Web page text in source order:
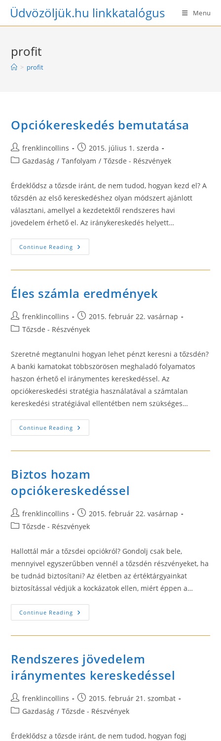
SkipÜdvözöljük.hu linkkatalógus Menu
profit
> profit
Opciókereskedés bemutatása
Post
author:
frenklincollins
Post
published:
2015. július 1. szerda
PostGazdaság / Tanfolyam / Tőzsde - Részvények
Érdeklődsz a tőzsde iránt, de nem tudod, hogyan kezd el? A
tőzsdén az első kereskedéshez olyan módszert ajánlott
választani, amellyel a kezdetektől rendszeres havi
jövedelem érhető el. Az iránykereskedés helyett…
Continue Reading Opciókereskedés
Bemutatása
Éles számla eredmények
Post
author:
frenklincollins
Post
published:
2015. február 22. vasárnap
PostTőzsde - Részvények
Szeretné megtanulni hogyan lehet pénzt keresni a tőzsdén?
A banki kamatokat többszörösen meghaladó folyamatos
haszon érhető el iránymentes kereskedéssel. Az
opciókereskedési stratégia használatával a számtalan
kereskedési stratégiával ellentétben nem szükséges…
Continue Reading Éles
Számla
Biztos hozam
opciókereskedéssel
Post
author:
frenklincollins
Post
published:
2015. február 22. vasárnap
PostTőzsde - Részvények
Hallottál már a tőzsdei opciókról? Gondolj csak bele,
mennyivel egyszerűbben vennél a tőzsdén részvényeket, ha
be tudnád biztosítani? Az életben az értéktárgyainkat
biztosítással védjük a kockázatok ellen, miért éppen a…
Continue Reading Biztos
Hozam
Rendszeres jövedelem
iránymentes kereskedéssel
Post
author:
frenklincollins
Post
published:
2015. február 21. szombat
PostGazdaság / Tőzsde - Részvények
Érdeklődsz a tőzsde iránt, de nem tudod, hogyan fogj